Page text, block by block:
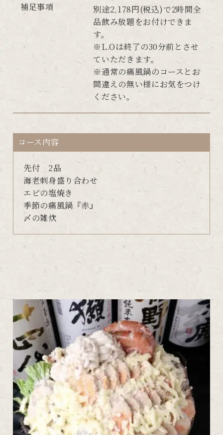
補足事項
別途2,178円(税込)で2時間全
品飲み放題をお付けできま
す。
※L.Oは終了の30分前とさせ
ていただきます。
※通常の痛風鍋のコースとお
間違えの無い様にお気をつけ
ください。
コース内容
先付 2品
海老刺身盛り合わせ
エビの塩焼き
季節の痛風鍋『赤』
〆の雑炊